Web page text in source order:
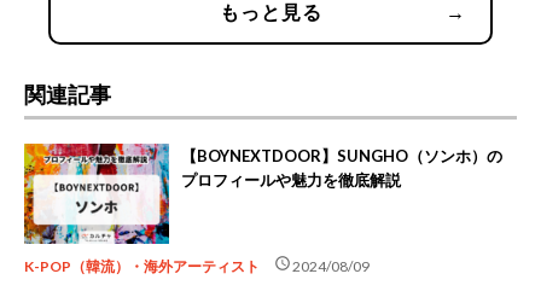
もっと見る →
関連記事
【BOYNEXTDOOR】SUNGHO（ソンホ）の
プロフィールや魅力を徹底解説
K-POP（韓流）・海外アーティスト schedule2024/08/09